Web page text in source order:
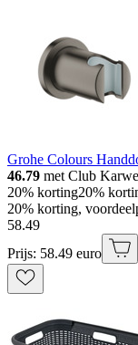
Grohe Colours
46.79 met Club
20% korting20%
20% korting,
58.49
Prijs: 58.49 euro